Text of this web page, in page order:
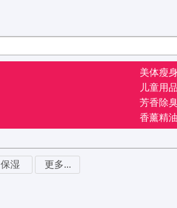
美体瘦身
儿童用品
芳香除
香薰精油
保湿 更多...